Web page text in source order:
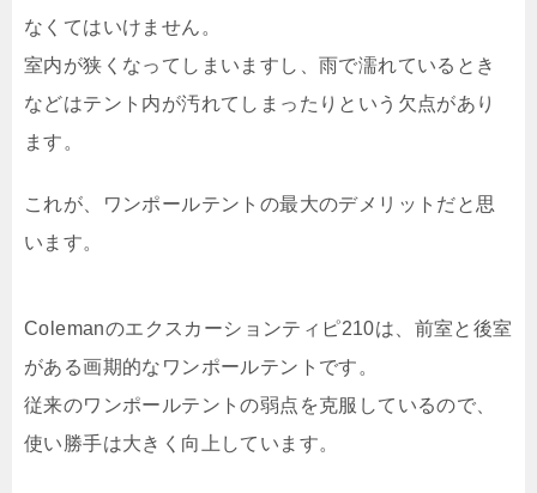
なくてはいけません。
室内が狭くなってしまいますし、雨で濡れているとき
などはテント内が汚れてしまったりという欠点があり
ます。
これが、ワンポールテントの最大のデメリットだと思
います。
Colemanのエクスカーションティピ210は、前室と後室
がある画期的なワンポールテントです。
従来のワンポールテントの弱点を克服しているので、
使い勝手は大きく向上しています。